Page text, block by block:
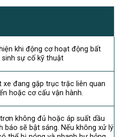
khi động cơ hoạt động bất
sự cố kỹ thuật
xe đang gặp trục trặc liên quan
hoặc cơ cấu vận hành.
không đủ hoặc áp suất dầu
báo sẽ bật sáng. Nếu không xử lý